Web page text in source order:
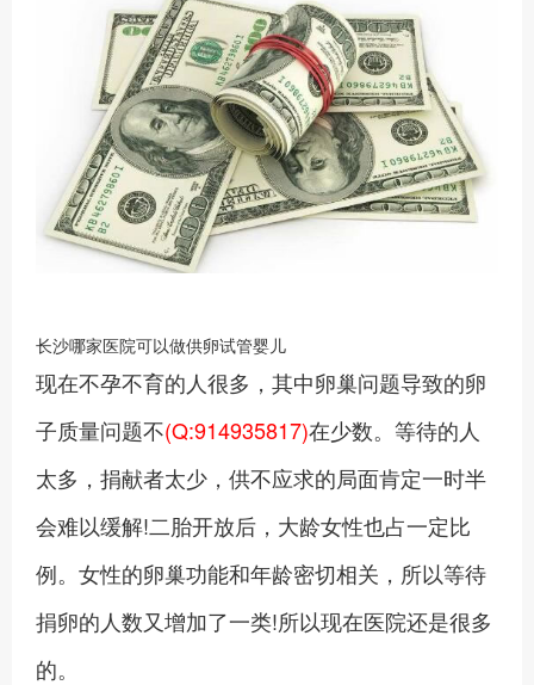
长沙哪家医院可以做供卵试管婴儿
现在不孕不育的人很多，其中卵巢问题导致的卵
子质量问题不(Q:914935817)在少数。等待的人
太多，捐献者太少，供不应求的局面肯定一时半
会难以缓解!二胎开放后，大龄女性也占一定比
例。女性的卵巢功能和年龄密切相关，所以等待
捐卵的人数又增加了一类!所以现在医院还是很多
的。